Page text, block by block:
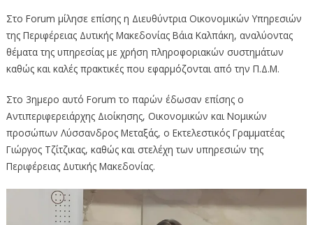
Στο Forum μίλησε επίσης η Διευθύντρια Οικονομικών Υπηρεσιών
της Περιφέρειας Δυτικής Μακεδονίας Βάια Καλπάκη, αναλύοντας
θέματα της υπηρεσίας με χρήση πληροφοριακών συστημάτων
καθώς και καλές πρακτικές που εφαρμόζονται από την Π.Δ.Μ.
Στο 3ημερο αυτό Forum το παρών έδωσαν επίσης ο
Αντιπεριφερειάρχης Διοίκησης, Οικονομικών και Νομικών
προσώπων Λύσσανδρος Μεταξάς, ο Εκτελεστικός Γραμματέας
Γιώργος Τζίτζικας, καθώς και στελέχη των υπηρεσιών της
Περιφέρειας Δυτικής Μακεδονίας.